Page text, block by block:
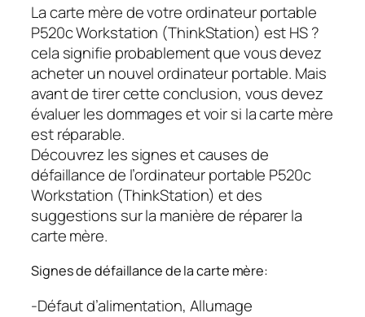
La carte mère de votre ordinateur portable
P520c Workstation (ThinkStation) est HS ?
cela signifie probablement que vous devez
acheter un nouvel ordinateur portable. Mais
avant de tirer cette conclusion, vous devez
évaluer les dommages et voir si la carte mère
est réparable.
Découvrez les signes et causes de
défaillance de l’ordinateur portable P520c
Workstation (ThinkStation) et des
suggestions sur la manière de réparer la
carte mère.
Signes de défaillance de la carte mère:
-Défaut d’alimentation, Allumage